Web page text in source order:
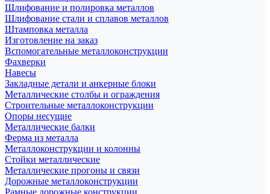
Шлифование и полировка металлов
Шлифование стали и сплавов металлов
Штамповка металла
Изготовление на заказ
Вспомогательные металлоконструкции
Фахверки
Навесы
Закладные детали и анкерные блоки
Металлические столбы и ограждения
Строительные металлоконструкции
Опоры несущие
Металлические балки
Ферма из металла
Металлоконструкции и колонны
Стойки металлические
Металлические прогоны и связи
Дорожные металлоконструкции
Рамные дорожные конструкции